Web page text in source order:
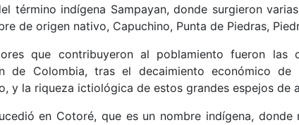
término indígena Sampayan, donde surgieron
de origen nativo, Capuchino, Punta de Piedras,
que contribuyeron al poblamiento fueron las
de Colombia, tras el decaimiento económico
y la riqueza ictiológica de estos grandes espejos de
en Cotoré, que es un nombre indígena,